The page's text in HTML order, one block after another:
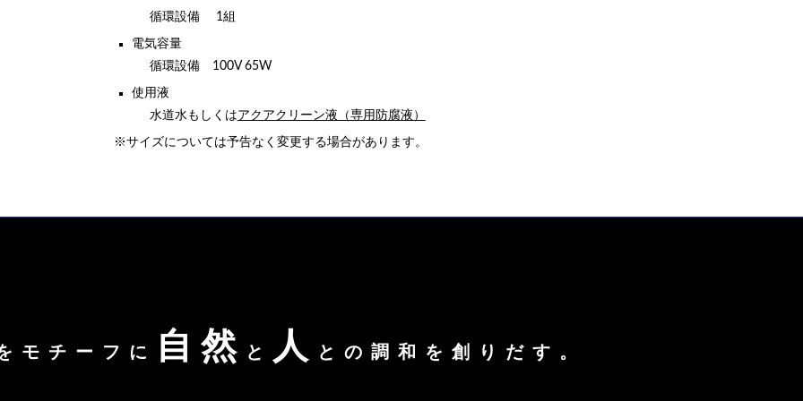
循環設備 1組
電気容量
循環設備 100V 65W
使用液
水道水もしくはアクアクリーン液（専用防腐液）
※サイズについては予告なく変更する場合があります。
モチーフに 自然 と 人 との調和を創りだす。